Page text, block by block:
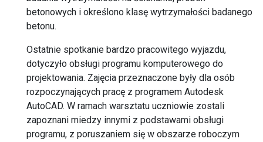
betonowych i określono klasę wytrzymałości badanego
betonu.
Ostatnie spotkanie bardzo pracowitego wyjazdu,
dotyczyło obsługi programu komputerowego do
projektowania. Zajęcia przeznaczone były dla osób
rozpoczynających pracę z programem Autodesk
AutoCAD. W ramach warsztatu uczniowie zostali
zapoznani miedzy innymi z podstawami obsługi
programu, z poruszaniem się w obszarze roboczym